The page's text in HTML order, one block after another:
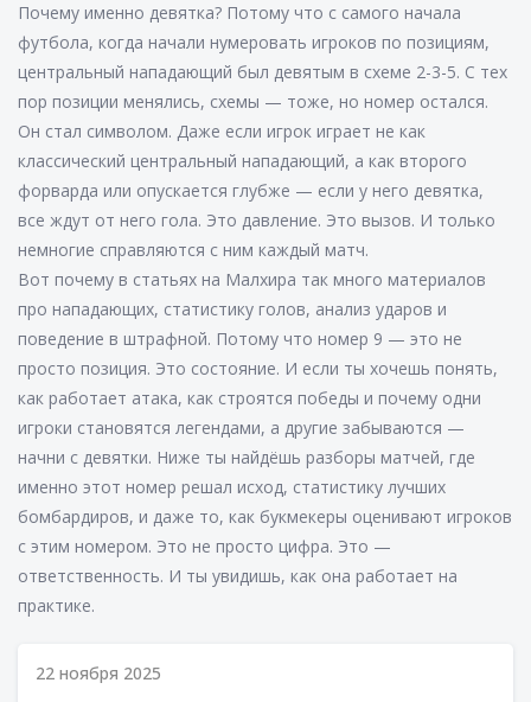
Почему именно девятка? Потому что с самого начала
футбола, когда начали нумеровать игроков по позициям,
центральный нападающий был девятым в схеме 2-3-5. С тех
пор позиции менялись, схемы — тоже, но номер остался.
Он стал символом. Даже если игрок играет не как
классический центральный нападающий, а как второго
форварда или опускается глубже — если у него девятка,
все ждут от него гола. Это давление. Это вызов. И только
немногие справляются с ним каждый матч.
Вот почему в статьях на Малхира так много материалов
про нападающих, статистику голов, анализ ударов и
поведение в штрафной. Потому что номер 9 — это не
просто позиция. Это состояние. И если ты хочешь понять,
как работает атака, как строятся победы и почему одни
игроки становятся легендами, а другие забываются —
начни с девятки. Ниже ты найдёшь разборы матчей, где
именно этот номер решал исход, статистику лучших
бомбардиров, и даже то, как букмекеры оценивают игроков
с этим номером. Это не просто цифра. Это —
ответственность. И ты увидишь, как она работает на
практике.
22 ноября 2025